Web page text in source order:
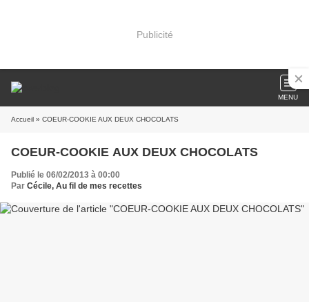
Publicité
MENU
Accueil » COEUR-COOKIE AUX DEUX CHOCOLATS
COEUR-COOKIE AUX DEUX CHOCOLATS
Publié le 06/02/2013 à 00:00
Par Cécile, Au fil de mes recettes